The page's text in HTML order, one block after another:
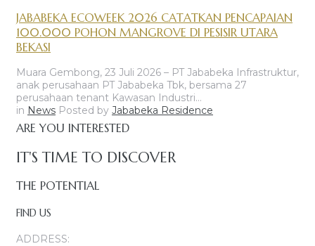
JABABEKA ECOWEEK 2026 CATATKAN PENCAPAIAN
100.000 POHON MANGROVE DI PESISIR UTARA
BEKASI
Muara Gembong, 23 Juli 2026 – PT Jababeka Infrastruktur,
anak perusahaan PT Jababeka Tbk, bersama 27
perusahaan tenant Kawasan Industri…
in News Posted by Jababeka Residence
ARE YOU INTERESTED
IT'S TIME TO DISCOVER
THE POTENTIAL
FIND US
ADDRESS: